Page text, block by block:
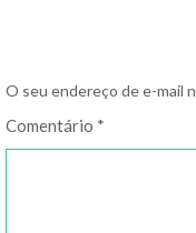
O seu endereço de e-mail
Comentário *